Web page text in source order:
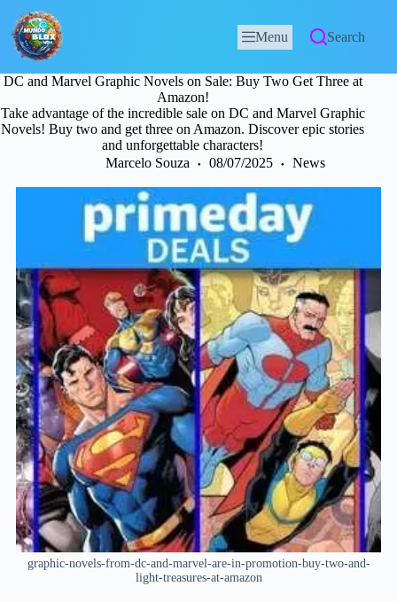
Menu Search
DC and Marvel Graphic Novels on Sale: Buy Two Get Three at
Amazon!
Take advantage of the incredible sale on DC and Marvel Graphic
Novels! Buy two and get three on Amazon. Discover epic stories
and unforgettable characters!
Marcelo Souza
08/07/2025 News
graphic-novels-from-dc-and-marvel-are-in-promotion-buy-two-and-
light-treasures-at-amazon